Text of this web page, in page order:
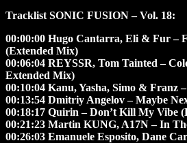
Tracklist SONIC FUSION – Vol. 18:
00:00:00 Hugo Cantarra, Eli & Fur –
(Extended Mix)
00:06:04 REYSSR, Tom Tainted –
Extended Mix)
00:10:04 Kanu, Yasha, Simo & Franz
00:13:54 Dmitriy Angelov – Maybe
00:18:17 Quirin – Don’t Kill My Vibe
00:21:23 Martin KUNG, A17N – In
00:26:03 Emanuele Esposito, Dane